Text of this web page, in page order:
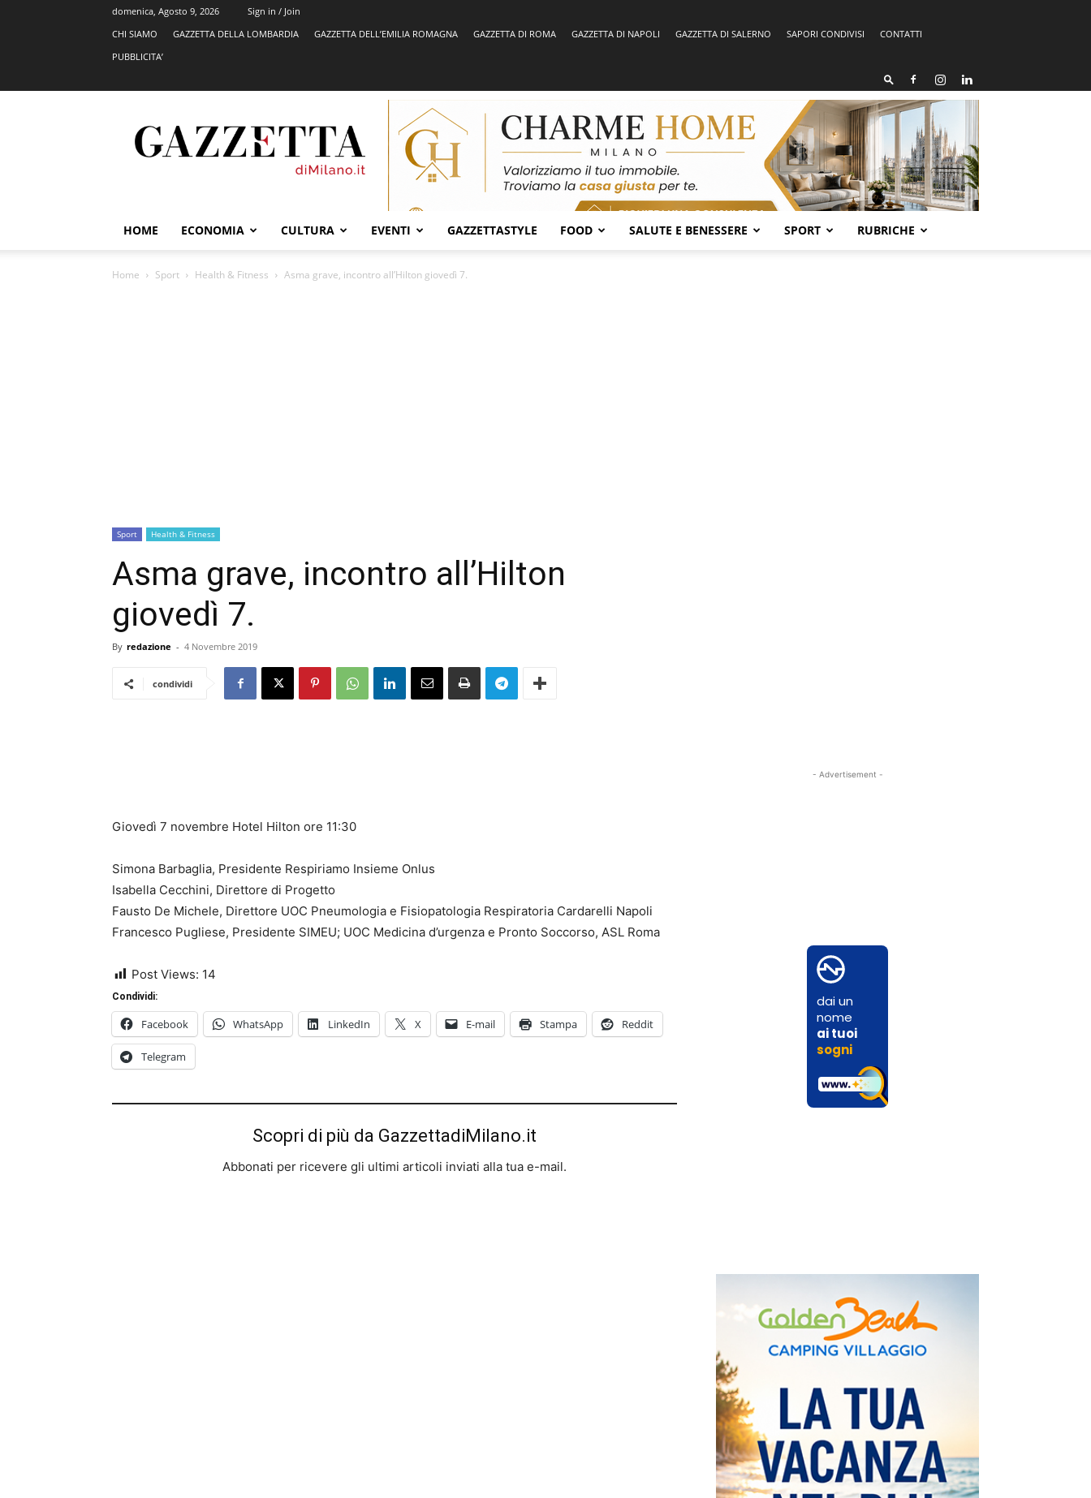
domenica, Agosto 9, 2026
Sign in / Join
CHI SIAMO
GAZZETTA DELLA LOMBARDIA GAZZETTA DELL’EMILIA ROMAGNA GAZZETTA DI ROMA GAZZETTA DI NAPOLI GAZZETTA DI SALERNO SAPORI CONDIVISI
CONTATTI
PUBBLICITA’
HOME ECONOMIA CULTURA EVENTI GAZZETTASTYLE FOOD SALUTE E BENESSERE SPORT RUBRICHE
Home Sport Health & Fitness Asma grave, incontro all’Hilton giovedì 7.
Sport Health & Fitness
Asma grave, incontro all’Hilton
giovedì 7.
By redazione - 4 Novembre 2019
condividi
Giovedì 7 novembre Hotel Hilton ore 11:30
Simona Barbaglia, Presidente Respiriamo Insieme Onlus
Isabella Cecchini, Direttore di Progetto
Fausto De Michele, Direttore UOC Pneumologia e Fisiopatologia Respiratoria Cardarelli Napoli
Francesco Pugliese, Presidente SIMEU; UOC Medicina d’urgenza e Pronto Soccorso, ASL Roma
Post Views: 14
Condividi:
Facebook WhatsApp LinkedIn X E-mail Stampa Reddit
Telegram
Scopri di più da GazzettadiMilano.it
Abbonati per ricevere gli ultimi articoli inviati alla tua e-mail.
- Advertisement -